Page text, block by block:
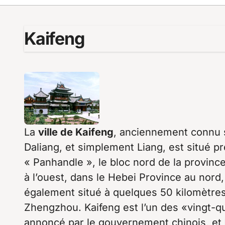
Kaifeng
La ville de Kaifeng, anciennement connu
Daliang, et simplement Liang, est situé
« Panhandle », le bloc nord de la
à l’ouest, dans le Hebei Province au
également situé à quelques 50
Zhengzhou. Kaifeng est l’un des
annoncé par le gouvernement chinois,